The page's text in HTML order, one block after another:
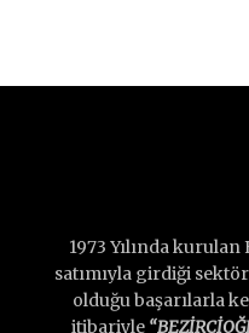
1973 Yılında
satımıyla girdiği
olduğu başarılarla
itibariyle